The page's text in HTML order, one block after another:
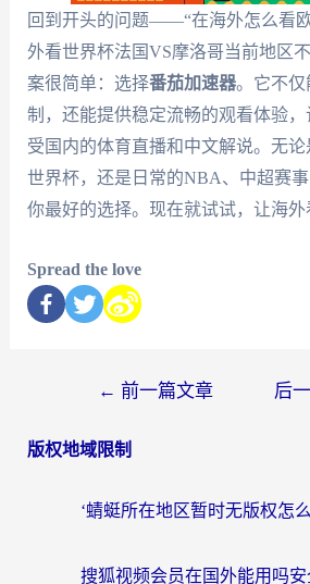
回到开头的问题——“在海外怎么看
外看世界杯法国VS摩洛哥当前地区
案很简单：选择番茄加速器。它不仅
制，还能提供稳定流畅的观看体验
受国内的体育直播和中文解说。无论
世界杯，还是日常的NBA、中超赛事
你最好的选择。现在就试试，让海外
Spread the love
← 前一篇文章 后
版权地域限制